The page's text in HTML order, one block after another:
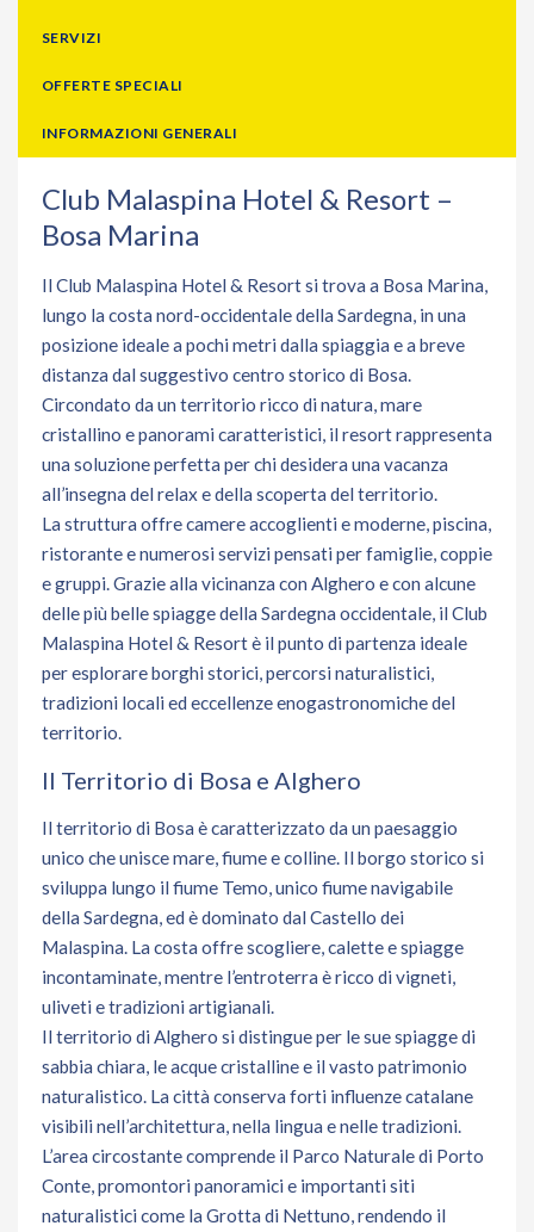
SERVIZI
OFFERTE SPECIALI
INFORMAZIONI GENERALI
Club Malaspina Hotel & Resort –
Bosa Marina
Il Club Malaspina Hotel & Resort si trova a Bosa Marina,
lungo la costa nord-occidentale della Sardegna, in una
posizione ideale a pochi metri dalla spiaggia e a breve
distanza dal suggestivo centro storico di Bosa.
Circondato da un territorio ricco di natura, mare
cristallino e panorami caratteristici, il resort rappresenta
una soluzione perfetta per chi desidera una vacanza
all’insegna del relax e della scoperta del territorio.
La struttura offre camere accoglienti e moderne, piscina,
ristorante e numerosi servizi pensati per famiglie, coppie
e gruppi. Grazie alla vicinanza con Alghero e con alcune
delle più belle spiagge della Sardegna occidentale, il Club
Malaspina Hotel & Resort è il punto di partenza ideale
per esplorare borghi storici, percorsi naturalistici,
tradizioni locali ed eccellenze enogastronomiche del
territorio.
Il Territorio di Bosa e Alghero
Il territorio di Bosa è caratterizzato da un paesaggio
unico che unisce mare, fiume e colline. Il borgo storico si
sviluppa lungo il fiume Temo, unico fiume navigabile
della Sardegna, ed è dominato dal Castello dei
Malaspina. La costa offre scogliere, calette e spiagge
incontaminate, mentre l’entroterra è ricco di vigneti,
uliveti e tradizioni artigianali.
Il territorio di Alghero si distingue per le sue spiagge di
sabbia chiara, le acque cristalline e il vasto patrimonio
naturalistico. La città conserva forti influenze catalane
visibili nell’architettura, nella lingua e nelle tradizioni.
L’area circostante comprende il Parco Naturale di Porto
Conte, promontori panoramici e importanti siti
naturalistici come la Grotta di Nettuno, rendendo il